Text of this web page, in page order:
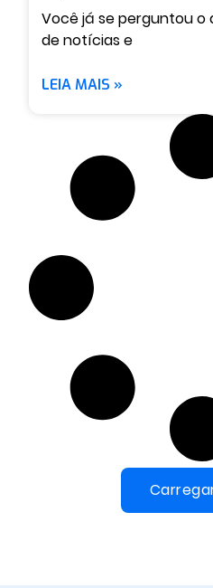
Você já se perguntou
de notícias e
LEIA MAIS »